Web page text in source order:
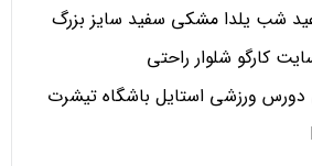
شب یلدا مشکی سفید سایز بزرگ
کارگو شلوار راحتی
ورزشی استایل باشگاه تیشرت